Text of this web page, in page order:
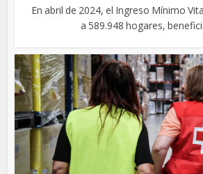
En abril de 2024, el Ingreso Mínimo
a 589.948 hogares,